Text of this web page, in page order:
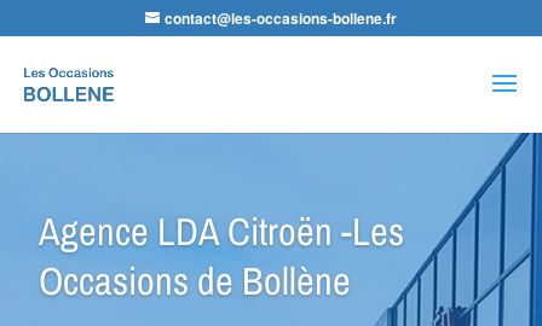
contact@les-occasions-bollene.fr
de
produits
Agence LDA Citroën -Les
Occasions de Bollène